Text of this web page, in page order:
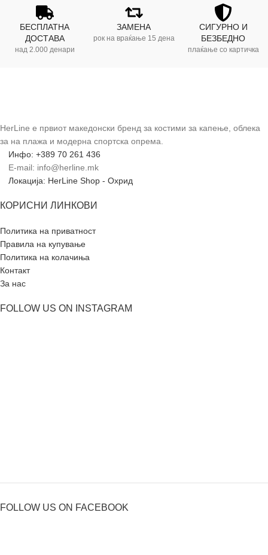
БЕСПЛАТНА
ДОСТАВА
над 2.000 денари
ЗАМЕНА
рок на враќање 15 дена
СИГУРНО И
БЕЗБЕДНО
плаќање со картичка
HerLine е првиот македонски бренд за костими за капење, облека
за на плажа и модерна спортска опрема.
Инфо: +389 70 261 436
E-mail: info@herline.mk
Локација: HerLine Shop - Охрид
КОРИСНИ ЛИНКОВИ
Политика на приватност
Правила на купување
Политика на колачиња
Контакт
За нас
FOLLOW US ON INSTAGRAM
FOLLOW US ON FACEBOOK